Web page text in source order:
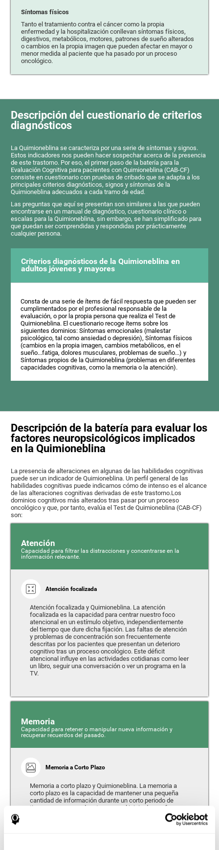
Síntomas físicos
Tanto el tratamiento contra el cáncer como la propia
enfermedad y la hospitalización conllevan síntomas físicos,
digestivos, metabólicos, motores, patrones de sueño alterados
o cambios en la propia imagen que pueden afectar en mayor o
menor medida al paciente que ha pasado por un proceso
oncológico.
Descripción del cuestionario de criterios
diagnósticos
La Quimioneblina se caracteriza por una serie de síntomas y signos.
Estos indicadores nos pueden hacer sospechar acerca de la presencia
de este trastorno. Por eso, el primer paso de la batería para la
Evaluación Cognitiva para pacientes con Quimioneblina (CAB-CF)
consiste en cuestionario con pruebas de cribado que se adapta a los
principales criterios diagnósticos, signos y síntomas de la
Quimioneblina adecuados a cada tramo de edad.
Las preguntas que aquí se presentan son similares a las que pueden
encontrarse en un manual de diagnóstico, cuestionario clínico o
escalas para la Quimioneblina, sin embargo, se han simplificado para
que puedan ser comprendidas y respondidas por prácticamente
cualquier persona.
Criterios diagnósticos de la Quimioneblina en
adultos jóvenes y mayores
Consta de una serie de ítems de fácil respuesta que pueden ser
cumplimentados por el profesional responsable de la
evaluación, o por la propia persona que realiza el Test de
Quimioneblina. El cuestionario recoge ítems sobre los
siguientes dominios: Síntomas emocionales (malestar
psicológico, tal como ansiedad o depresión), Síntomas físicos
(cambios en la propia imagen, cambios metabólicos, en el
sueño...fatiga, dolores musculares, problemas de sueño...) y
Síntomas propios de la Quimioneblina (problemas en diferentes
capacidades cognitivas, como la memoria o la atención).
Descripción de la batería para evaluar los
factores neuropsicológicos implicados
en la Quimioneblina
La presencia de alteraciones en algunas de las habilidades cognitivas
puede ser un indicador de Quimioneblina. Un perfil general de las
habilidades cognitivas puede indicarnos cómo de intenso es el alcance
de las alteraciones cognitivas derivadas de este trastorno.Los
dominios cognitivos más alterados tras pasar por un proceso
oncológico y que, por tanto, evalúa el Test de Quimioneblina (CAB-CF)
son:
Atención
Capacidad para filtrar las distracciones y concentrarse en la
información relevante.
Atención focalizada
Atención focalizada y Quimioneblina. La atención
focalizada es la capacidad para centrar nuestro foco
atencional en un estímulo objetivo, independientemente
del tiempo que dure dicha fijación. Las faltas de atención
y problemas de concentración son frecuentemente
descritas por los pacientes que presentan un deterioro
cognitivo tras un proceso oncológico. Este déficit
atencional influye en las actividades cotidianas como leer
un libro, seguir una conversación o ver un programa en la
TV.
Memoria
Capacidad para retener o manipular nueva información y
recuperar recuerdos del pasado.
Memoria a Corto Plazo
Memoria a corto plazo y Quimioneblina. La memoria a
corto plazo es la capacidad de mantener una pequeña
cantidad de información durante un corto periodo de
tiempo, como cuando retenemos el inicio de una frase
para entenderla en su conjunto. Un problema en la
memoria a corto plazo podría alterar la comprensión de